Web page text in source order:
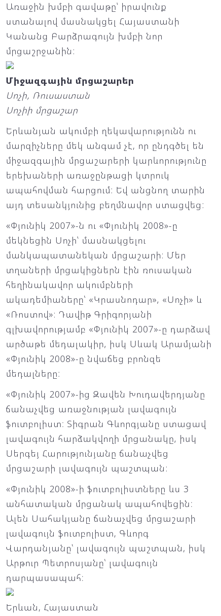
Առաջին խմբի գավաթը՝ իրավունք
ստանալով մասնակցել Հայաստանի
Կանանց Բարձրագույն խմբի նոր
մրցաշրջանին:
Միջազգային մրցաշարեր
Սոչի, Ռուսաստան
Սոչիի մրցաշար
Երևանյան ակումբի ղեկավարությունն ու
մարզիչները մեկ անգամ չէ, որ ընդգծել են
միջազգային մրցաշարերի կարևորությունը
երեխաների առաջընթացի կտրուկ
ապահովման հարցում: Եվ անցնող տարին
այդ տեսանկյունից բեղմնավոր ստացվեց:
«Փյունիկ 2007»-ն ու «Փյունիկ 2008»-ը
մեկնեցին Սոչի՝ մասնակցելու
մանկապատանեկան մրցաշարի: Մեր
տղաների մրցակիցներն էին ռուսական
հեղինակավոր ակումբների
ակադեմիաները՝ «Կրասնոդար», «Սոչի» և
«Ռոստով»: Դավիթ Գրիգորյանի
գլխավորությամբ «Փյունիկ 2007»-ը դարձավ
արծաթե մեդալակիր, իսկ Սևակ Արամյանի
«Փյունիկ 2008»-ը նվաճեց բրոնզե
մեդալները:
«Փյունիկ 2007»-ից Զավեն Խուդավերդյանը
ճանաչվեց առաջնության լավագույն
ֆուտբոլիստ: Տիգրան Գևորգյանը ստացավ
լավագույն հարձակվողի մրցանակը, իսկ
Սերգեյ Հարությունյանը ճանաչվեց
մրցաշարի լավագույն պաշտպան:
«Փյունիկ 2008»-ի ֆուտբոլիստները ևս 3
անհատական մրցանակ ապահովեցին:
Ալեն Սահակյանը ճանաչվեց մրցաշարի
լավագույն ֆուտբոլիստ, Գևորգ
Վարդանյանը՝ լավագույն պաշտպան, իսկ
Արթուր Պետրոսյանը՝ լավագույն
դարպասապահ:
Երևան, Հայաստան